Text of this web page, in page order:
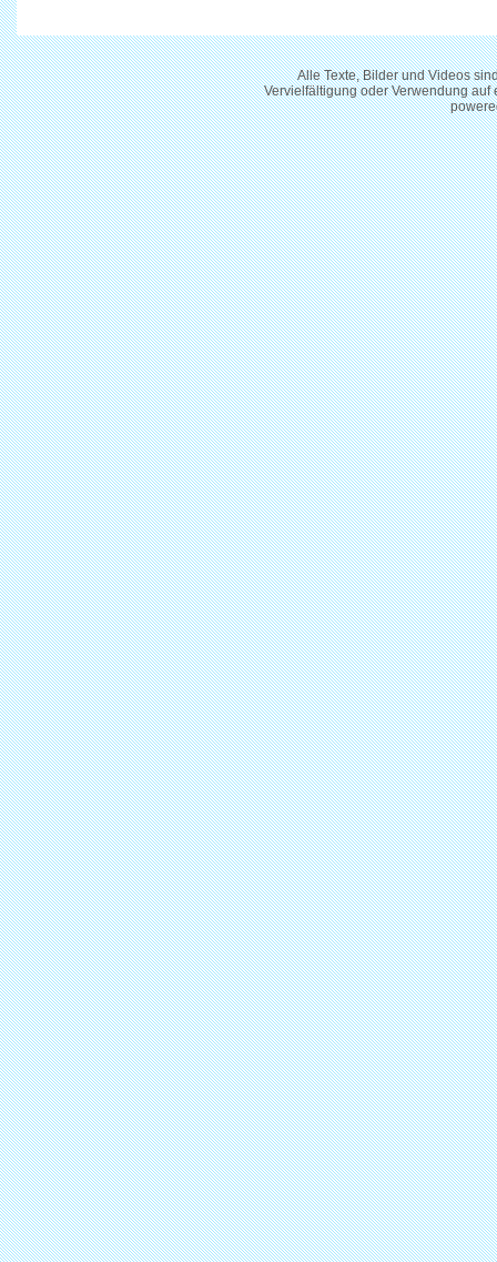
Alle Texte, Bilder und Videos
Vervielfältigung oder Verwendung